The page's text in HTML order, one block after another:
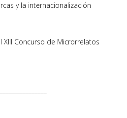
y la internacionalización
XIII Concurso de Microrrelatos